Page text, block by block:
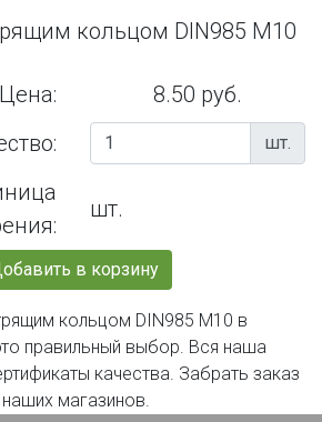
Цена:
8.50 руб.
шт.
шт.
в корзину
кольцом DIN985 М10 в
правильный выбор. Вся наша
качества. Забрать заказ
магазинов.